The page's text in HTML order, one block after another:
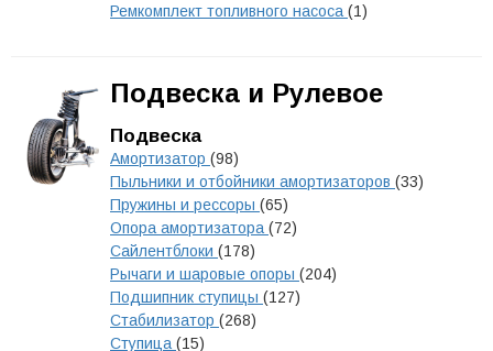
Ремкомплект топливного насоса (1)
Подвеска и Рулевое
Подвеска
Амортизатор (98)
Пыльники и отбойники амортизаторов (33)
Пружины и рессоры (65)
Опора амортизатора (72)
Сайлентблоки (178)
Рычаги и шаровые опоры (204)
Подшипник ступицы (127)
Стабилизатор (268)
Ступица (15)